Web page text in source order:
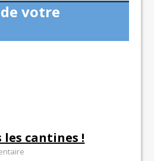
votre
les cantines !